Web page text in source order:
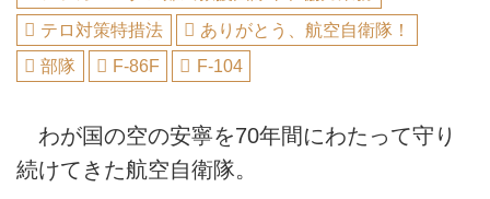
テロ対策特措法
ありがとう、航空自衛隊！
部隊
F‐86F F‐104
わが国の空の安寧を70年間にわたって守り
続けてきた航空自衛隊。